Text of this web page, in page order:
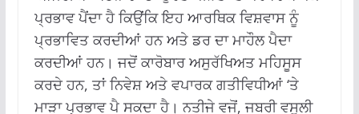
ਪ੍ਰਭਾਵ ਪੈਂਦਾ ਹੈ ਕਿਉਂਕਿ ਇਹ ਆਰਥਿਕ ਵਿਸ਼ਵਾਸ ਨੂੰ
ਪ੍ਰਭਾਵਿਤ ਕਰਦੀਆਂ ਹਨ ਅਤੇ ਡਰ ਦਾ ਮਾਹੌਲ ਪੈਦਾ
ਕਰਦੀਆਂ ਹਨ। ਜਦੋਂ ਕਾਰੋਬਾਰ ਅਸੁਰੱਖਿਅਤ ਮਹਿਸੂਸ
ਕਰਦੇ ਹਨ, ਤਾਂ ਨਿਵੇਸ਼ ਅਤੇ ਵਪਾਰਕ ਗਤੀਵਿਧੀਆਂ ‘ਤੇ
ਮਾੜਾ ਪ੍ਰਭਾਵ ਪੈ ਸਕਦਾ ਹੈ। ਨਤੀਜੇ ਵਜੋਂ, ਜਬਰੀ ਵਸੂਲੀ